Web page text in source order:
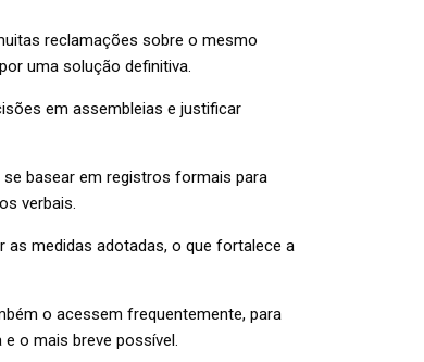
reclamações sobre o mesmo
uma solução definitiva.
em assembleias e justificar
basear em registros formais para
verbais.
medidas adotadas, o que fortalece a
o acessem frequentemente, para
o mais breve possível.